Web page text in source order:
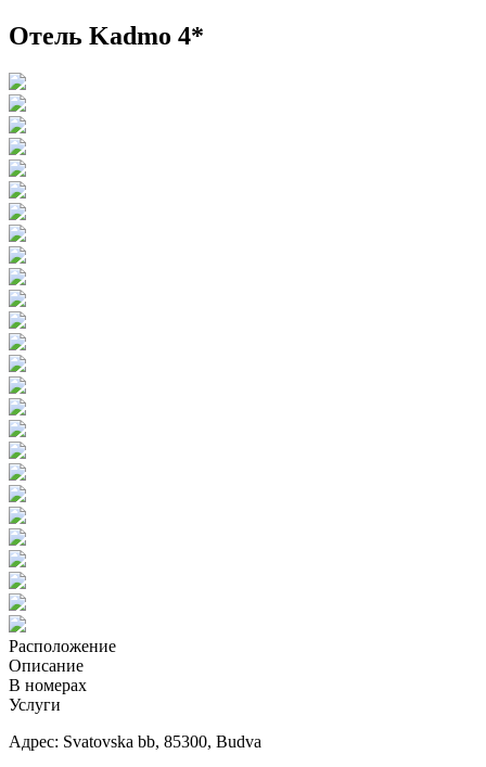
Отель Kadmo 4*
Расположение
Описание
В номерах
Услуги
Адрес: Svatovska bb, 85300, Budva